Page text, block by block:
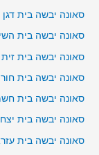
סאונה יבשה בית דגן
סאונה יבשה בית
סאונה יבשה בית זית
סאונה יבשה בית
סאונה יבשה בית
סאונה יבשה בית
סאונה יבשה בית